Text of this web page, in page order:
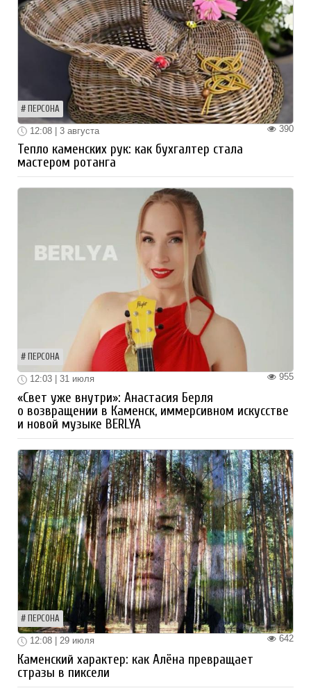
ПЕРСОНА
390
12:08 | 3 августа
Тепло каменских рук: как бухгалтер стала
мастером ротанга
ПЕРСОНА
955
12:03 | 31 июля
«Свет уже внутри»: Анастасия Берля
о возвращении в Каменск, иммерсивном искусстве
и новой музыке BERLYA
ПЕРСОНА
642
12:08 | 29 июля
Каменский характер: как Алёна превращает
стразы в пиксели